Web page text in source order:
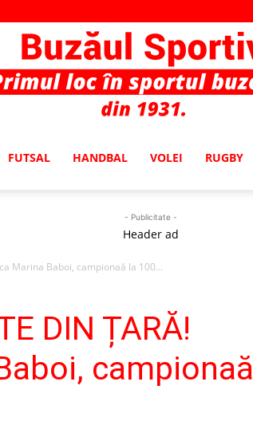
FUTSAL HANDBAL VOLEI RUGBY
- Publicitate -
Header ad
Marina Baboi, campionaă la 100...
DIN ȚARĂ!
campionaă